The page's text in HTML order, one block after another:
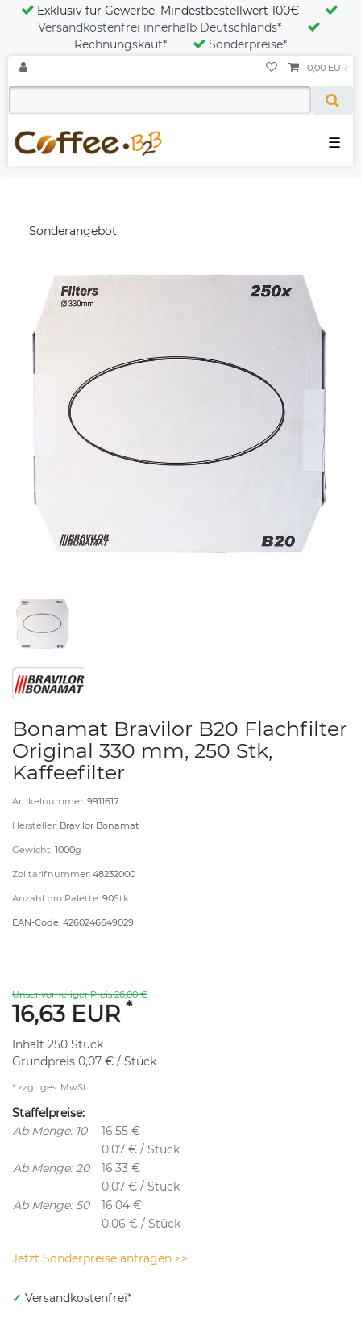
Exklusiv für Gewerbe, Mindestbestellwert 100€
Versandkostenfrei innerhalb Deutschlands*
Rechnungskauf*
Sonderpreise*
☰
0,00 EUR
Sonderangebot
Bonamat Bravilor B20 Flachfilter
Original 330 mm, 250 Stk,
Kaffeefilter
Artikelnummer: 9911617
Hersteller: Bravilor Bonamat
Gewicht: 1000g
Zolltarifnummer: 48232000
Anzahl pro Palette: 90Stk
EAN-Code: 4260246649029
Unser vorheriger Preis 26,00 €
16,63 EUR *
Inhalt 250 Stück
Grundpreis 0,07 € / Stück
* zzgl. ges. MwSt.
Staffelpreise:
Ab Menge: 10
16,55 €
0,07 € / Stück
Ab Menge: 20
16,33 €
0,07 € / Stück
Ab Menge: 50
16,04 €
0,06 € / Stück
Jetzt Sonderpreise anfragen >>
✓ Versandkostenfrei*